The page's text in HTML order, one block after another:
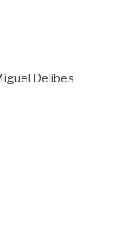
Delibes